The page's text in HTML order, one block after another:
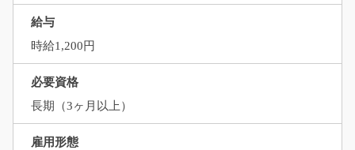
給与
時給1,200円
必要資格
長期（3ヶ月以上）
雇用形態